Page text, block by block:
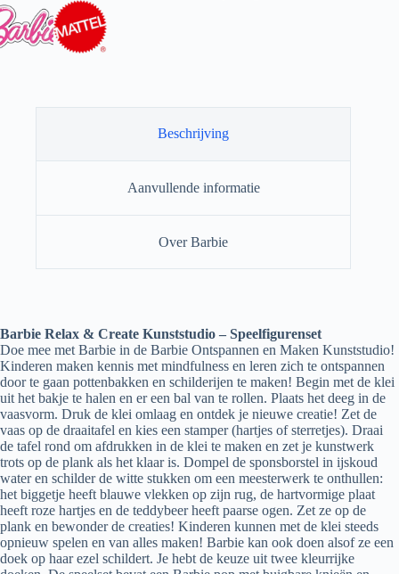
Beschrijving
Aanvullende informatie
Over Barbie
Barbie Relax & Create Kunststudio – Speelfigurenset
Doe mee met Barbie in de Barbie Ontspannen en Maken Kunststudio!
Kinderen maken kennis met mindfulness en leren zich te ontspannen
door te gaan pottenbakken en schilderijen te maken! Begin met de klei
uit het bakje te halen en er een bal van te rollen. Plaats het deeg in de
vaasvorm. Druk de klei omlaag en ontdek je nieuwe creatie! Zet de
vaas op de draaitafel en kies een stamper (hartjes of sterretjes). Draai
de tafel rond om afdrukken in de klei te maken en zet je kunstwerk
trots op de plank als het klaar is. Dompel de sponsborstel in ijskoud
water en schilder de witte stukken om een meesterwerk te onthullen:
het biggetje heeft blauwe vlekken op zijn rug, de hartvormige plaat
heeft roze hartjes en de teddybeer heeft paarse ogen. Zet ze op de
plank en bewonder de creaties! Kinderen kunnen met de klei steeds
opnieuw spelen en van alles maken! Barbie kan ook doen alsof ze een
doek op haar ezel schildert. Je hebt de keuze uit twee kleurrijke